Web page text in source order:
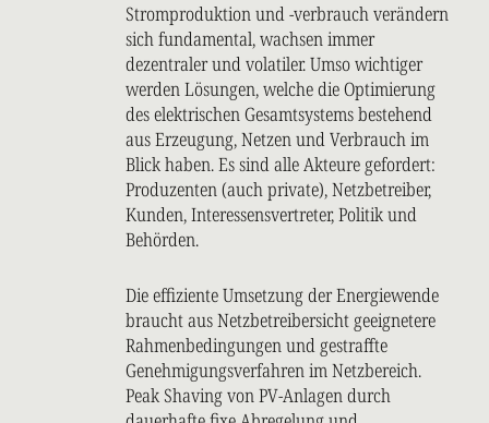
Stromproduktion und -verbrauch verändern
sich fundamental, wachsen immer
dezentraler und volatiler. Umso wichtiger
werden Lösungen, welche die Optimierung
des elektrischen Gesamtsystems bestehend
aus Erzeugung, Netzen und Verbrauch im
Blick haben. Es sind alle Akteure gefordert:
Produzenten (auch private), Netzbetreiber,
Kunden, Interessensvertreter, Politik und
Behörden.
Die effiziente Umsetzung der Energiewende
braucht aus Netzbetreibersicht geeignetere
Rahmenbedingungen und gestraffte
Genehmigungsverfahren im Netzbereich.
Peak Shaving von PV-Anlagen durch